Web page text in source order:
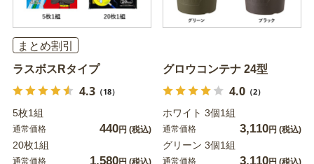
まとめ割引
ラスボスRタイプ
4.3（18）
5枚1組
通常価格 440円 (税込)
20枚1組
通常価格 1,580
グロウコンテナ 24型
4.0（2）
ホワイト 3個1組
通常価格 3,110円 (税込)
グリーン 3個1組
通常価格 3,110